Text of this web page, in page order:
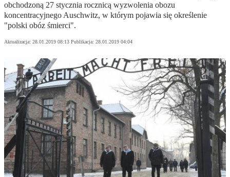
obchodzoną 27 stycznia rocznicą wyzwolenia obozu
koncentracyjnego Auschwitz, w którym pojawia się określenie
"polski obóz śmierci".
Aktualizacja: 28.01.2019 08:13 Publikacja: 28.01.2019 04:04